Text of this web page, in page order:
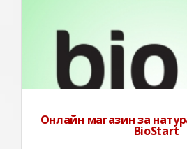
Онлайн магазин за
BioStart